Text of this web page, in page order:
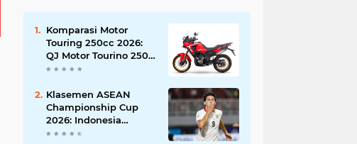
Komparasi Motor
Touring 250cc 2026:
QJ Motor Tourino 250
DX, Suzuki V-Strom
Versys-X 250?
Klasemen ASEAN
Championship Cup
2026: Indonesia
Menang 5-1, Mitchell